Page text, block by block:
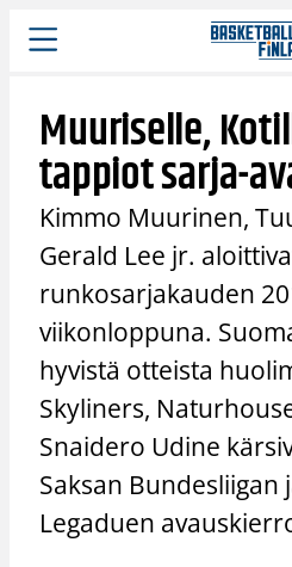
Siirry
sisältöön
Muuriselle,
tappiot sarja-
Kimmo Muurinen,
Gerald Lee jr.
runkosarjakauden
viikonloppuna.
hyvistä otteista
Skyliners,
Snaidero Udine
Saksan Bundesliigan
Legaduen